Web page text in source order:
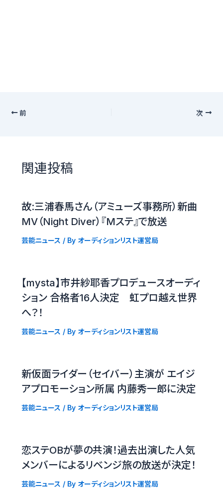
前 次
関連投稿
故:三浦春馬さん（アミューズ事務所）新曲
MV（Night Diver）『Mステ』で放送
芸能ニュース / By オーディションリスト運営局
【mysta】市井紗耶香プロデュースオーディ
ション 合格者16人決定 虹プロ越え世界
へ？！
芸能ニュース / By オーディションリスト運営局
新仮面ライダー（セイバー）主演が エイジ
アプロモーション所属 内藤秀一郎に決定
芸能ニュース / By オーディションリスト運営局
恋ステOBが夢の共演！過去出演した人気
メンバーによるリベンジ旅の放送が決定！
芸能ニュース / By オーディションリスト運営局